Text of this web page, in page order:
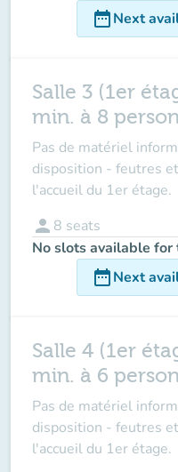
date_rangeNext
Salle 3 (1er
min. à 8
Pas de matériel
disposition - feutres
l'accueil du 1er étage.
person 8 seats
No slots available for
date_rangeNext
Salle 4 (1er
min. à 6
Pas de matériel
disposition - feutres
l'accueil du 1er étage.